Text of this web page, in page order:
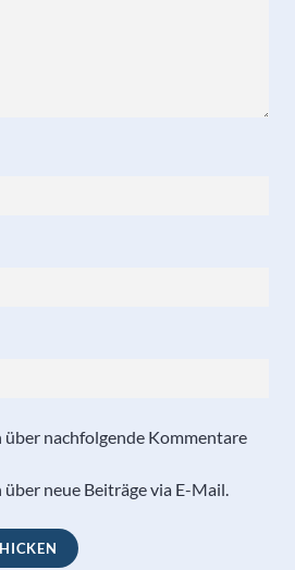
über nachfolgende Kommentare
neue Beiträge via E-Mail.